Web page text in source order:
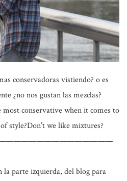
conservadoras vistiendo? o es
¿no nos gustan las mezclas?
conservative when it comes to
style?Don’t we like mixtures?
la parte izquierda, del blog para